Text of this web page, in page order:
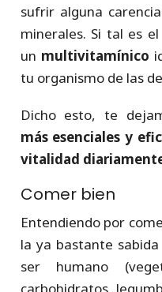
sufrir alguna
minerales. Si tal es
un multivitamínico
tu organismo de las
Dicho esto, te
más esenciales y
vitalidad
Comer bien
Entendiendo por
la ya bastante
ser humano